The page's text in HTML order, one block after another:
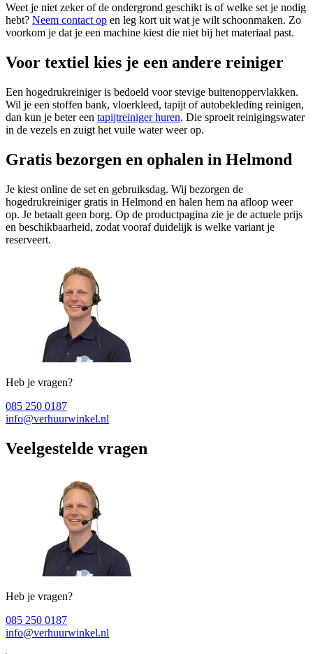
Weet je niet zeker of de ondergrond geschikt is of welke set je nodig
hebt? Neem contact op en leg kort uit wat je wilt schoonmaken. Zo
voorkom je dat je een machine kiest die niet bij het materiaal past.
Voor textiel kies je een andere reiniger
Een hogedrukreiniger is bedoeld voor stevige buitenoppervlakken.
Wil je een stoffen bank, vloerkleed, tapijt of autobekleding reinigen,
dan kun je beter een tapijtreiniger huren. Die sproeit reinigingswater
in de vezels en zuigt het vuile water weer op.
Gratis bezorgen en ophalen in Helmond
Je kiest online de set en gebruiksdag. Wij bezorgen de
hogedrukreiniger gratis in Helmond en halen hem na afloop weer
op. Je betaalt geen borg. Op de productpagina zie je de actuele prijs
en beschikbaarheid, zodat vooraf duidelijk is welke variant je
reserveert.
Heb je vragen?
085 250 0187
info@verhuurwinkel.nl
Veelgestelde vragen
Heb je vragen?
085 250 0187
info@verhuurwinkel.nl